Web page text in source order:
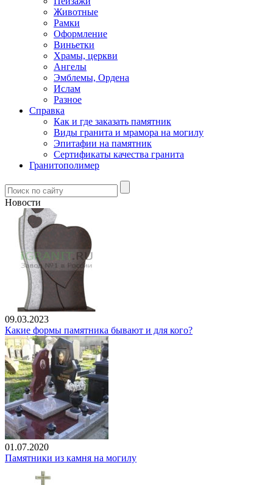
Животные
Рамки
Оформление
Виньетки
Храмы, церкви
Ангелы
Эмблемы, Ордена
Ислам
Разное
Справка
Как и где заказать памятник
Виды гранита и мрамора на могилу
Эпитафии на памятник
Сертификаты качества гранита
Гранитополимер
Новости
09.03.2023
Какие формы памятника бывают и для кого?
01.07.2020
Памятники из камня на могилу